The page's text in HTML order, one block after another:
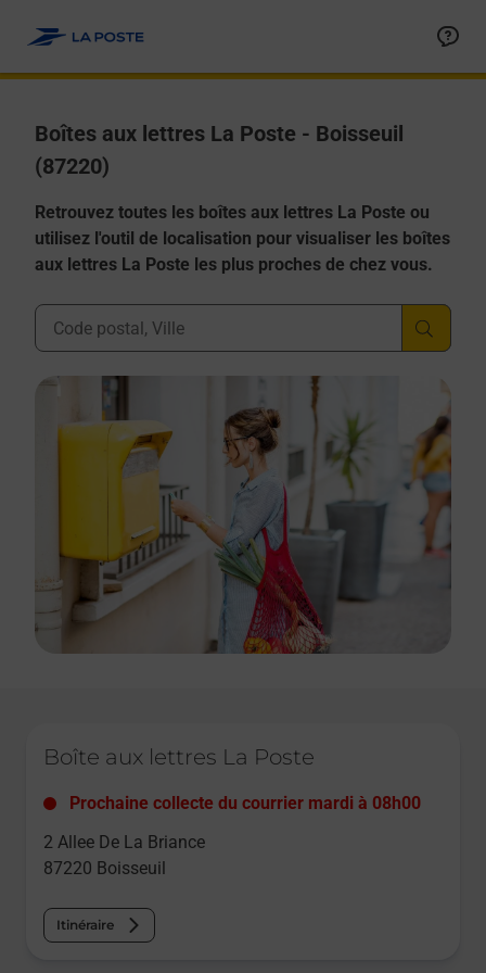
Boîtes aux lettres La Poste - Boisseuil
(87220)
Retrouvez toutes les boîtes aux lettres La Poste ou
utilisez l'outil de localisation pour visualiser les boîtes
aux lettres La Poste les plus proches de chez vous.
Ville, Département, Code Postal
Boîte aux lettres La Poste
Prochaine collecte du courrier mardi à 08h00
2 Allee De La Briance
87220 Boisseuil
Itinéraire